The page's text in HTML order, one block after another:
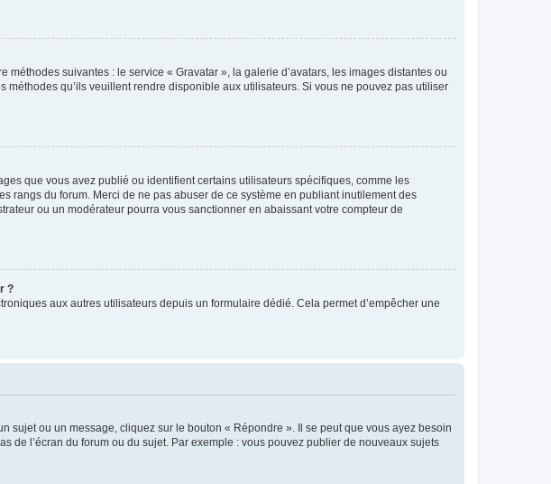
suivantes : le service « Gravatar », la galerie d’avatars, les images distantes ou
qu’ils veuillent rendre disponible aux utilisateurs. Si vous ne pouvez pas utiliser
que vous avez publié ou identifient certains utilisateurs spécifiques, comme les
rangs du forum. Merci de ne pas abuser de ce système en publiant inutilement des
ou un modérateur pourra vous sanctionner en abaissant votre compteur de
?
aux autres utilisateurs depuis un formulaire dédié. Cela permet d’empêcher une
ou un message, cliquez sur le bouton « Répondre ». Il se peut que vous ayez besoin
de l’écran du forum ou du sujet. Par exemple : vous pouvez publier de nouveaux sujets